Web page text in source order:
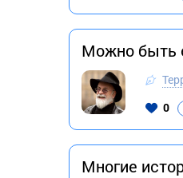
Можно быть
0
Многие